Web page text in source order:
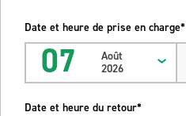
Date et heure de prise en charge*
07
Août
2026
Date et heure du retour*